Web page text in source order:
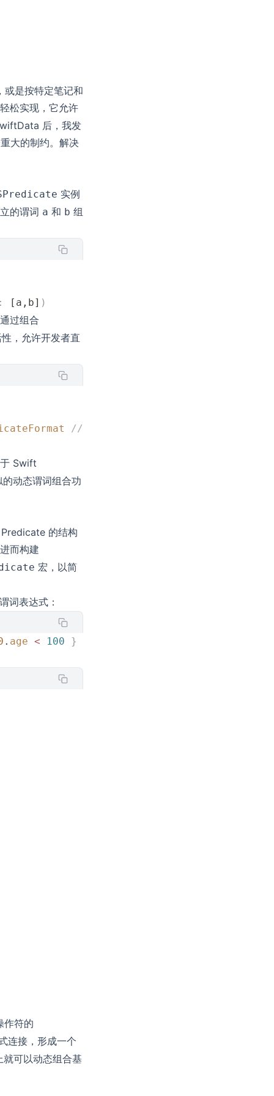
或是按特定笔记和
轻松实现，它允许
后，我发
大的制约。解决
实例
的谓词 a 和 b 组
: [a,b] )
过组合
，允许开发者直
// name == "fat" AND age < 100
Swift
动态谓词组合功
的结构
而构建
宏，以简
词表达式：
. age < 100 }
作符的
连接，形成一个
可以动态组合基